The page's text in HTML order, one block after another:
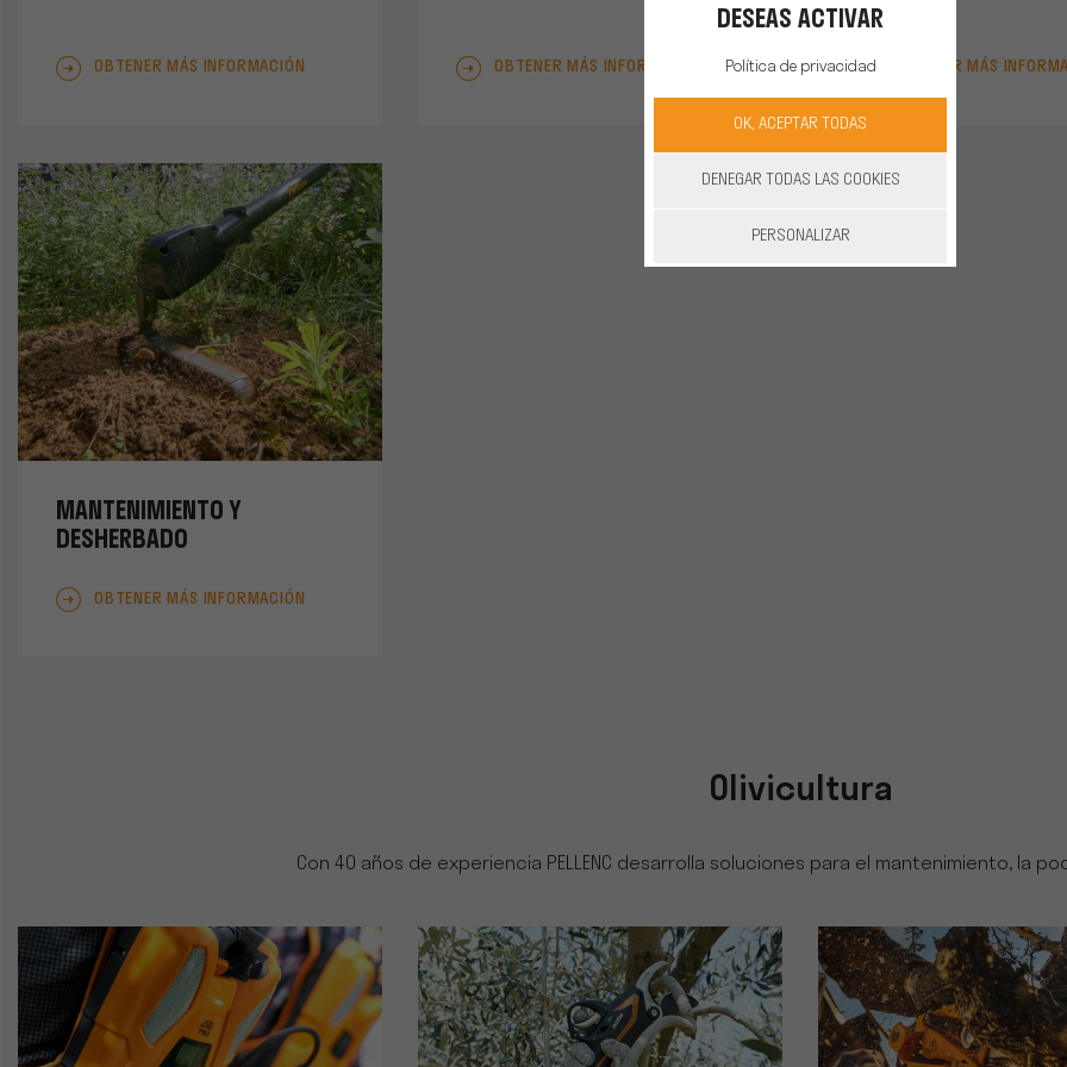
OBTENER MÁS INFORMACIÓN OBTENER MÁS INFORMACIÓN OBTENER MÁS
MANTENIMIENTO Y
DESHERBADO
OBTENER MÁS INFORMACIÓN
Olivicultura
Con 40 años de experiencia PELLENC desarrolla soluciones para el mantenimiento, la
DESEAS ACTIVAR
Política de privacidad
OK, ACEPTAR TODAS
DENEGAR TODAS LAS COOKIES
PERSONALIZAR